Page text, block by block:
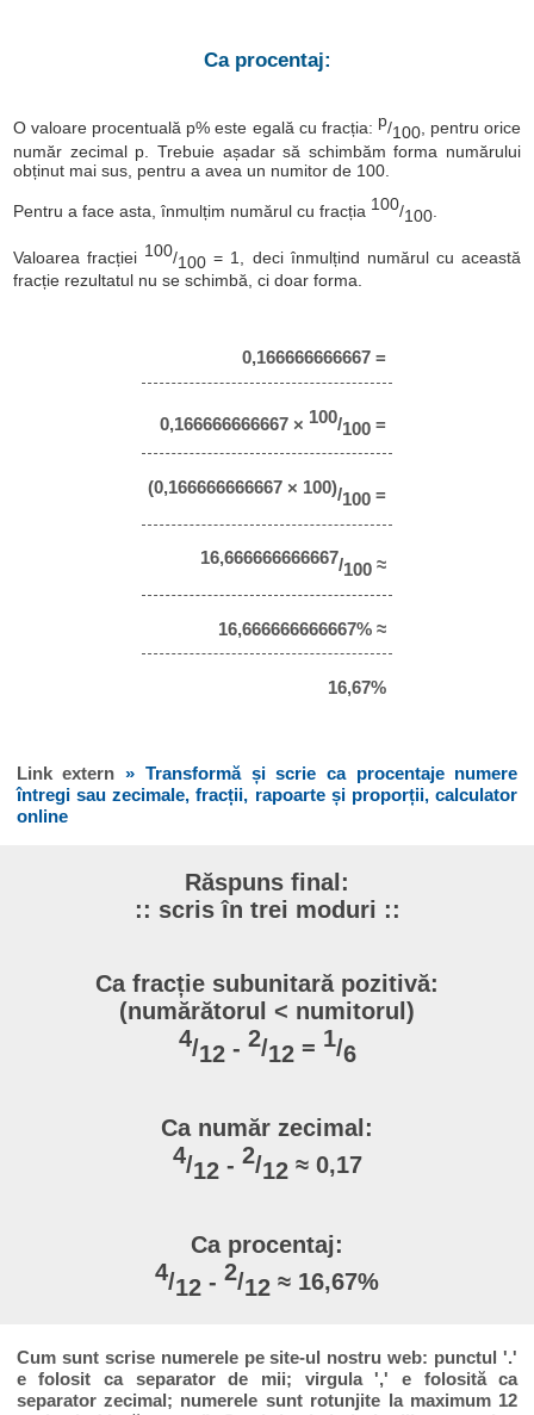
Ca procentaj:
O valoare procentuală p% este egală cu fracția: p/100, pentru orice
număr zecimal p. Trebuie așadar să schimbăm forma numărului
obținut mai sus, pentru a avea un numitor de 100.
Pentru a face asta, înmulțim numărul cu fracția 100/100
Valoarea fracției 100/100 = 1, deci înmulțind numărul cu această
fracție rezultatul nu se schimbă, ci doar forma.
0,166666666667 =
0,166666666667 × 100/100 =
(0,166666666667 × 100)/100 =
16,666666666667/100 ≈
16,666666666667% ≈
16,67%
Link extern» Transformă și scrie ca procentaje numere
întregi sau zecimale, fracții, rapoarte și proporții, calculator
online
Răspuns final:
:: scris în trei moduri ::
Ca fracție subunitară pozitivă:
(numărătorul < numitorul)
4/12 - 2/12 = 1/6
Ca număr zecimal:
4/12 - 2/12 ≈ 0,17
Ca procentaj:
4/12 - 2/12 ≈ 16,67%
Cum sunt scrise numerele pe site-ul nostru web: punctul '.'
e folosit ca separator de mii; virgula ',' e folosită ca
separator zecimal; numerele sunt rotunjite la maximum 12